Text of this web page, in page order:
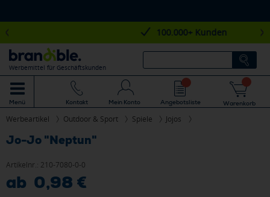
100.000+ Kunden
Werbemittel für Geschäftskunden
Menü Kontakt Mein Konto Angebotsliste Warenkorb
Werbeartikel Outdoor & Sport Spiele Jojos
Jo-Jo "Neptun"
Artikelnr.: 210-7080-0-0
ab 0,98 €